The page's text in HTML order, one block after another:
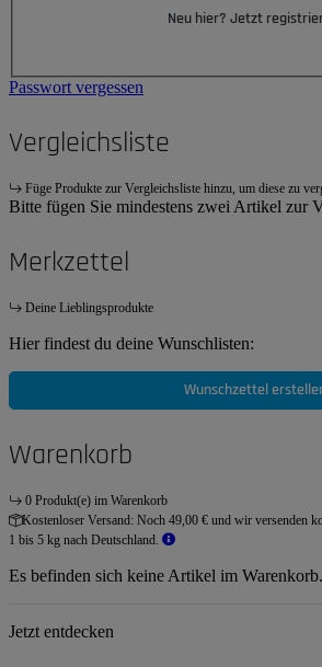
Neu hier? Jetzt
Passwort vergessen
Vergleichsliste
Füge Produkte zur Vergleichsliste hinzu, um diese zu
Bitte fügen Sie mindestens zwei Artikel zur
Merkzettel
Deine Lieblingsprodukte
Hier findest du deine Wunschlisten:
Wunschzettel
Warenkorb
0 Produkt(e) im Warenkorb
Kostenloser Versand: Noch 49,00 € und wir versenden
1 bis 5 kg nach Deutschland.
Es befinden sich keine Artikel im Warenkorb.
Jetzt entdecken